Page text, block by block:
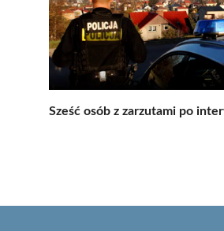
Sześć osób z zarzutami po